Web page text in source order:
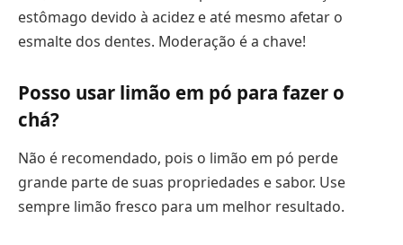
estômago devido à acidez e até mesmo afetar o
esmalte dos dentes. Moderação é a chave!
Posso usar limão em pó para fazer o
chá?
Não é recomendado, pois o limão em pó perde
grande parte de suas propriedades e sabor. Use
sempre limão fresco para um melhor resultado.